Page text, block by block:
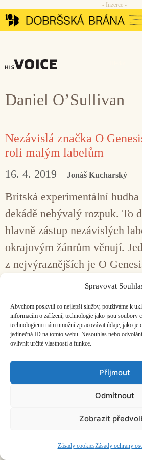
Spravovat
Abychom poskytli co nejlepší služby, používáme k
informacím o zařízení, technologie jako jsou soubory
technologiemi nám umožní zpracovávat údaje, jako je
jedinečná ID na tomto webu. Nesouhlas nebo
ovlivnit určité vlastnosti a funkce.
Příjmout
Odmítnout
Zobrazit
Zásady cookiesZásady ochrany
Přeskočit
na
- Inzerce -
Daniel O’Sullivan
Nezávislá značka O
roli malým labelům
16. 4. 2019 Jonáš Kucharský
Britská experimentální
dekádě nebývalý rozpuk. To
hlavně zástup nezávislých
okrajovým žánrům věnují.
z nejvýraznějších je O
frontman kapely Charlatans
založeno 2001 | Kontaktujte nás: